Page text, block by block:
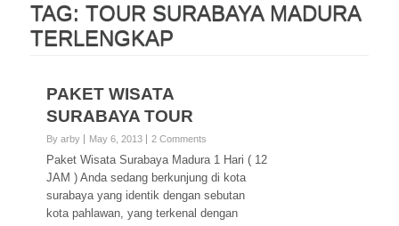
TAG: TOUR SURABAYA MADURA
TERLENGKAP
PAKET WISATA
SURABAYA TOUR
By arby May 6, 2013 2 Comments
Paket Wisata Surabaya Madura 1 Hari ( 12
JAM ) Anda sedang berkunjung di kota
surabaya yang identik dengan sebutan
kota pahlawan, yang terkenal dengan